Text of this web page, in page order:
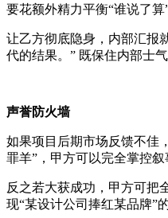
要花额外精力平衡“谁说了算”
让乙方彻底隐身，内部汇报
代的结果。” 既保住内部士
声誉防火墙
如果项目后期市场反馈不佳
罪羊”，甲方可以完全掌控叙
反之若大获成功，甲方可把
现“某设计公司捧红某品牌”